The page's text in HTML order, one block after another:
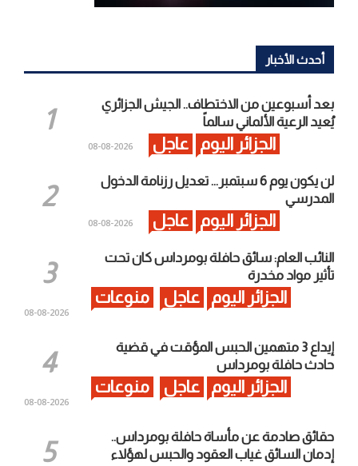
أحدث الأخبار
بعد أسبوعين من الاختطاف.. الجيش الجزائري
يُعيد الرعية الألماني سالماً
الجزائر اليوم عاجل 2026-08-08
لن يكون يوم 6 سبتمبر… تعديل رزنامة الدخول
المدرسي
الجزائر اليوم عاجل 2026-08-08
النائب العام: سائق حافلة بومرداس كان تحت
تأثير مواد مخدرة
الجزائر اليوم عاجل منوعات
2026-08-08
إيداع 3 متهمين الحبس المؤقت في قضية
حادث حافلة بومرداس
الجزائر اليوم عاجل منوعات
2026-08-08
حقائق صادمة عن مأساة حافلة بومرداس..
إدمان السائق غياب العقود والحبس لهؤلاء